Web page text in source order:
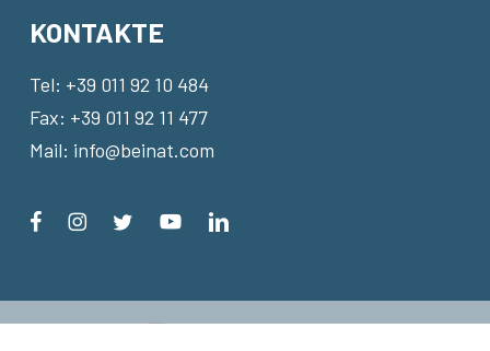
KONTAKTE
Tel: +39 011 92 10 484
Fax: +39 011 92 11 477
Mail: info@beinat.com